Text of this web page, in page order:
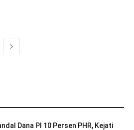
Dana PI 10 Persen PHR, Kejati